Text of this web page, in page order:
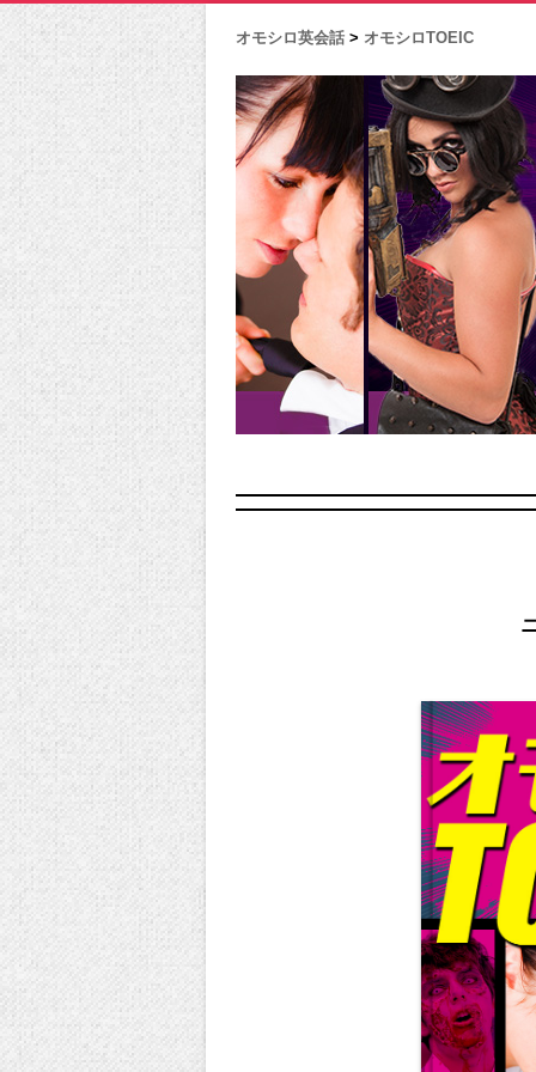
オモシロ英会話 > オモシロTOEIC